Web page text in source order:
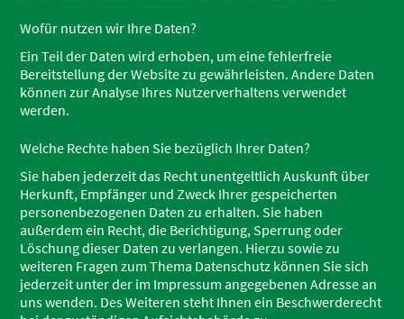
Wofür nutzen wir Ihre Daten?
Ein Teil der Daten wird erhoben, um eine fehlerfreie
Bereitstellung der Website zu gewährleisten. Andere Daten
können zur Analyse Ihres Nutzerverhaltens verwendet
werden.
Welche Rechte haben Sie bezüglich Ihrer Daten?
Sie haben jederzeit das Recht unentgeltlich Auskunft über
Herkunft, Empfänger und Zweck Ihrer gespeicherten
personenbezogenen Daten zu erhalten. Sie haben
außerdem ein Recht, die Berichtigung, Sperrung oder
Löschung dieser Daten zu verlangen. Hierzu sowie zu
weiteren Fragen zum Thema Datenschutz können Sie sich
jederzeit unter der im Impressum angegebenen Adresse an
uns wenden. Des Weiteren steht Ihnen ein Beschwerderecht